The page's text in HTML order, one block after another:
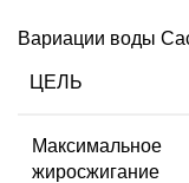
Вариации воды
ЦЕЛЬ
Максимальное
жиросжигание